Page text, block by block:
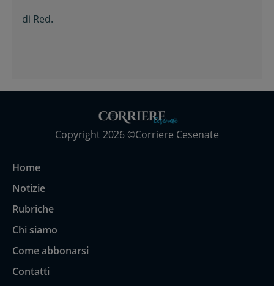
di Red.
Copyright 2026 ©Corriere Cesenate
Home
Notizie
Rubriche
Chi siamo
Come abbonarsi
Contatti